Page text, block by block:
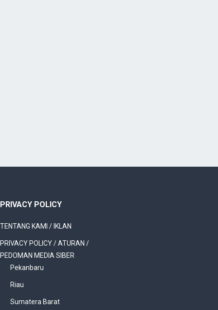
PRIVACY POLICY
TENTANG KAMI / IKLAN
PRIVACY POLICY / ATURAN /
PEDOMAN MEDIA SIBER
Pekanbaru
Riau
Sumatera Barat